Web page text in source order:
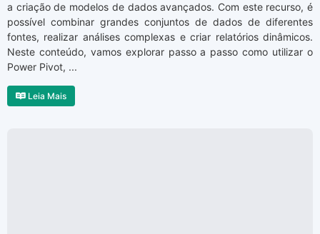
a criação de modelos de dados avançados. Com este recurso, é
possível combinar grandes conjuntos de dados de diferentes
fontes, realizar análises complexas e criar relatórios dinâmicos.
Neste conteúdo, vamos explorar passo a passo como utilizar o
Power Pivot, ...
Leia Mais